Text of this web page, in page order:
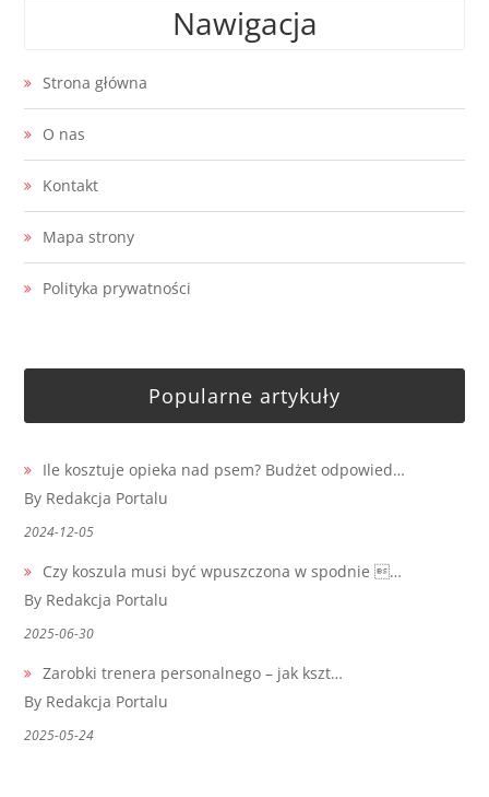
Nawigacja
Strona główna
O nas
Kontakt
Mapa strony
Polityka prywatności
Popularne artykuły
Ile kosztuje opieka nad psem? Budżet odpowied…
By Redakcja Portalu
2024-12-05
Czy koszula musi być wpuszczona w spodnie …
By Redakcja Portalu
2025-06-30
Zarobki trenera personalnego – jak kszt…
By Redakcja Portalu
2025-05-24